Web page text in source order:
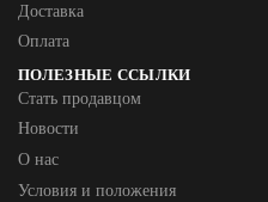
Доставка
Оплата
ПОЛЕЗНЫЕ ССЫЛКИ
Стать продавцом
Новости
О нас
Условия и положения